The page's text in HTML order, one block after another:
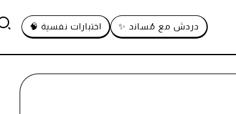
دردش مع مُساند ✨ اختبارات نفسية 🧠